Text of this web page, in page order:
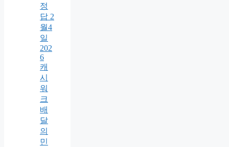
정
답 2
월4
일
202
6
캐
시
워
크
배
달
의
민